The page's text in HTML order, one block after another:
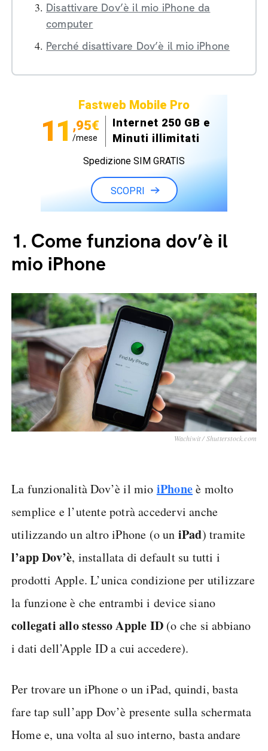
Disattivare Dov’è il mio iPhone da
computer
Perché disattivare Dov’è il mio iPhone
Fastweb Mobile Pro
11 ,95€
/mese
Internet 250 GB e
Minuti illimitati
Spedizione SIM GRATIS
SCOPRI
1. Come funziona dov’è il
mio iPhone
Wachiwit / Shutterstock.com
La funzionalità Dov’è il mio iPhoneè molto
semplice e l’utente potrà accedervi anche
utilizzando un altro iPhone (o un iPad) tramite
l’app Dov’è, installata di default su tutti i
prodotti Apple. L’unica condizione per utilizzare
la funzione è che entrambi i device siano
collegati allo stesso Apple ID (o che si abbiano
i dati dell’Apple ID a cui accedere).
Per trovare un iPhone o un iPad, quindi, basta
fare tap sull’app Dov’è presente sulla schermata
Home e, una volta al suo interno, basta andare